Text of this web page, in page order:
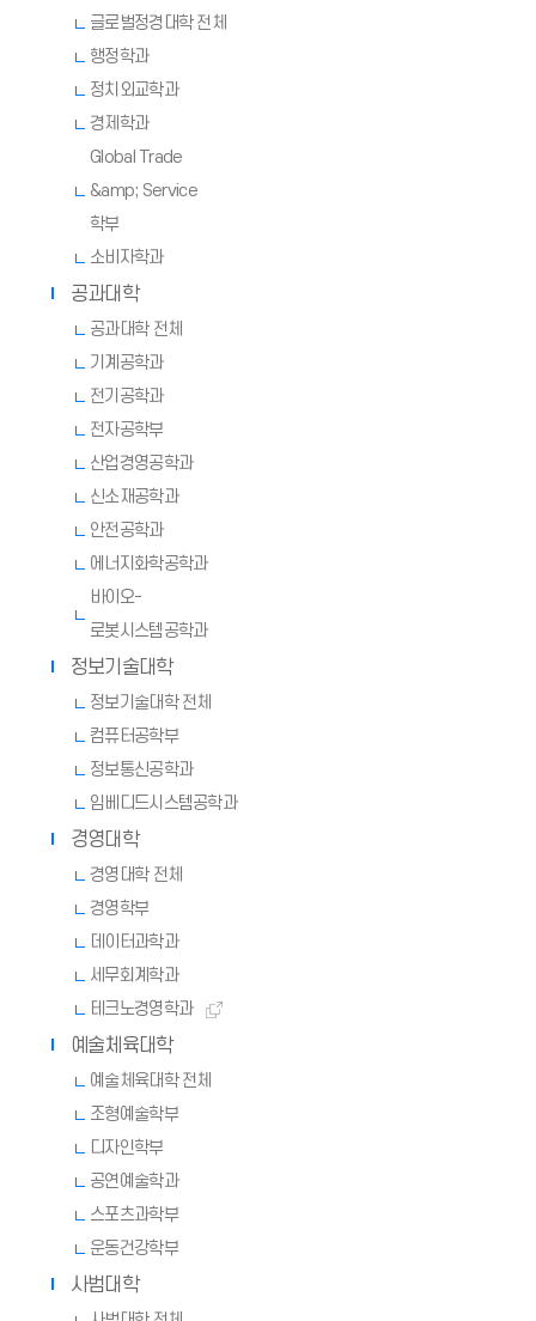
글로벌정경대학 전체
행정학과
정치외교학과
경제학과
Global Trade
&amp; Service
학부
소비자학과
공과대학
공과대학 전체
기계공학과
전기공학과
전자공학부
산업경영공학과
신소재공학과
안전공학과
에너지화학공학과
바이오-
로봇시스템공학과
정보기술대학
정보기술대학 전체
컴퓨터공학부
정보통신공학과
임베디드시스템공학과
경영대학
경영대학 전체
경영학부
데이터과학과
세무회계학과
테크노경영학과
예술체육대학
예술체육대학 전체
조형예술학부
디자인학부
공연예술학과
스포츠과학부
운동건강학부
사범대학